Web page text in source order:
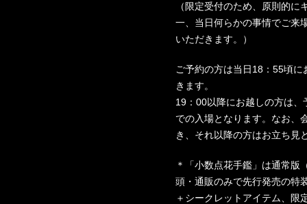
（限定受付のため、原則的
一、当日何らかの事情でご来
いただきます。）
ご予約の方は当日18：55頃
きます。
19：00以降にお越しの方は
での入場となります。なお、
き、それ以降の方はお立ち見
＊「小数点花手鑑」は通常
頭・通販のみで先行発売の特
＋シークレットアイテム、限